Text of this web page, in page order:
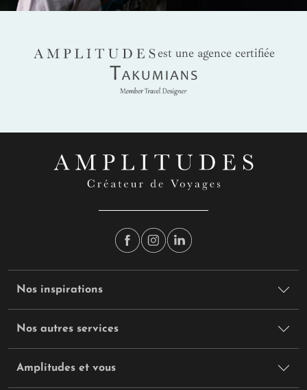
AMPLITUDES
est une agence certifiée
Takumians
Nos inspirations
Nos autres services
Amplitudes et vous